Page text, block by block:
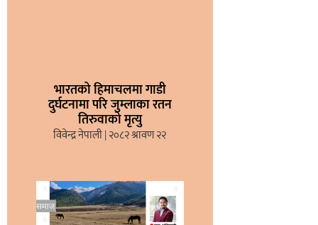
भारतको हिमाचलमा गाडी
दुर्घटनामा परि जुम्लाका रतन
तिरुवाको मृत्यु
विवेन्द्र नेपाली २०८२ श्रावण २२